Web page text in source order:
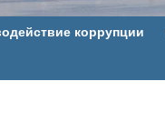
коррупции